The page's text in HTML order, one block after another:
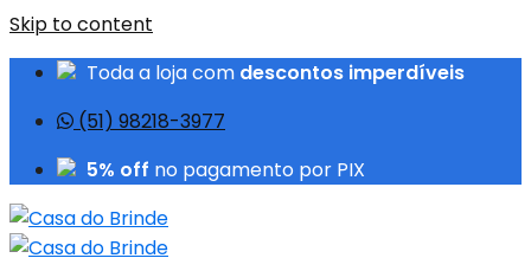
Skip to content
Toda a loja com descontos imperdíveis
(51) 98218-3977
5% off no pagamento por PIX